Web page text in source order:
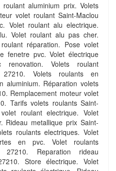
aluminium prix. Volets
volet roulant Saint-Maclou
Volet roulant alu electrique.
Volet roulant alu pas cher.
réparation. Pose volet
fenetre pvc. Volet électrique
Volets roulant
27210. Volets roulants en
aluminium. Réparation volets
Remplacement moteur volet
Tarifs volets roulants Saint-
roulant electrique. Volet
Rideau metallique prix Saint-
roulants electriques. Volet
en pvc. Volet roulants
27210. Reparation rideau
Store électrique. Volet